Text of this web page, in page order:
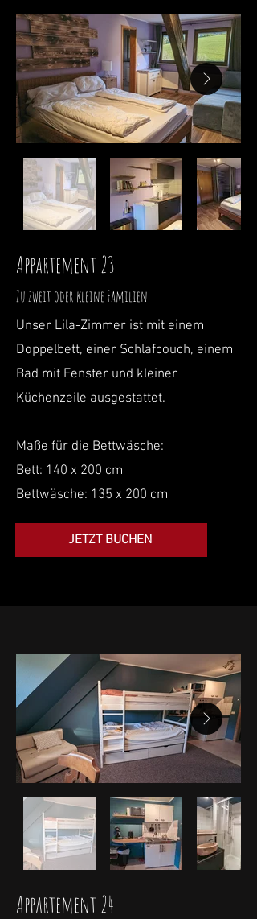
Appartement 23
Zu zweit oder kleine Familien
Unser Lila-Zimmer ist mit einem
Doppelbett, einer Schlafcouch, einem
Bad mit Fenster und kleiner
Küchenzeile ausgestattet.
Maße für die Bettwäsche:
Bett: 140 x 200 cm
Bettwäsche: 135 x 200 cm
JETZT BUCHEN
Appartement 24